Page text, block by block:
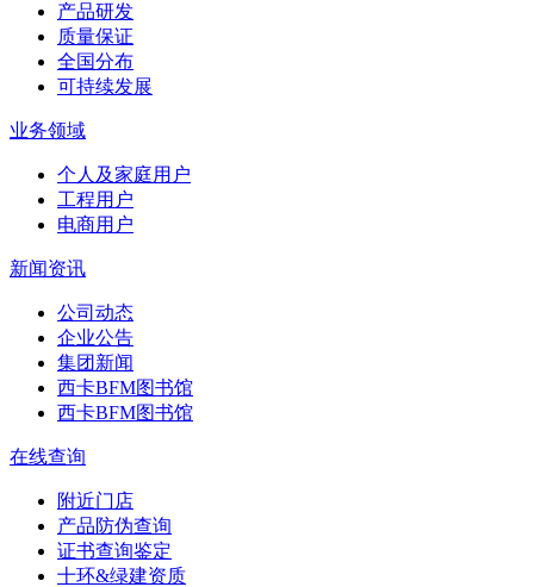
产品研发
质量保证
全国分布
可持续发展
业务领域
个人及家庭用户
工程用户
电商用户
新闻资讯
公司动态
企业公告
集团新闻
西卡BFM图书馆
西卡BFM图书馆
在线查询
附近门店
产品防伪查询
证书查询鉴定
十环&绿建资质